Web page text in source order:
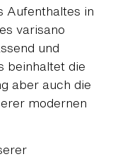
Aufenthaltes in
varisano
und
beinhaltet die
aber auch die
modernen